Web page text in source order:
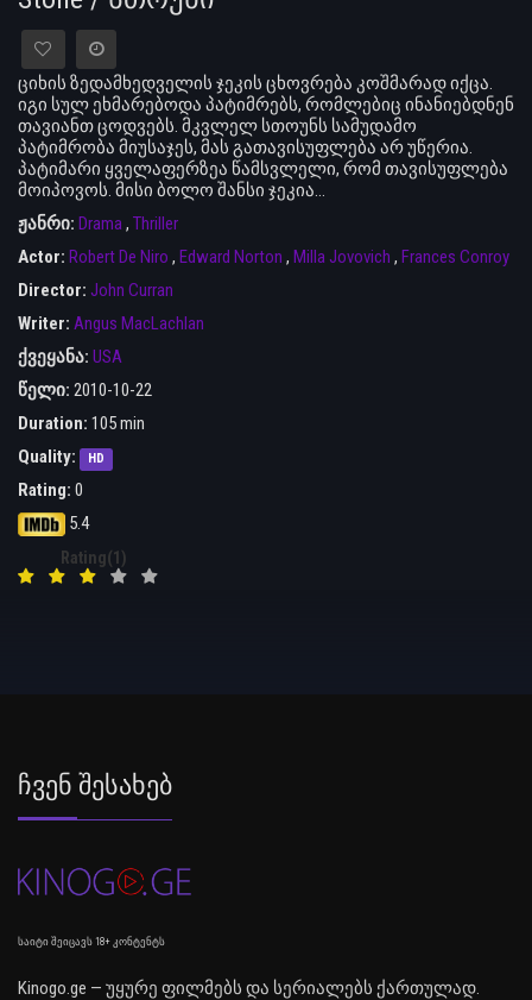
ციხის ზედამხედველის ჯეკის ცხოვრება კოშმარად იქცა.
იგი სულ ეხმარებოდა პატიმრებს, რომლებიც ინანიებდნენ
თავიანთ ცოდვებს. მკვლელ სთოუნს სამუდამო
პატიმრობა მიუსაჯეს, მას გათავისუფლება არ უწერია.
პატიმარი ყველაფერზეა წამსვლელი, რომ თავისუფლება
მოიპოვოს. მისი ბოლო შანსი ჯეკია…
ჟანრი: Drama, Thriller
Actor: Robert De Niro , Edward Norton , Milla Jovovich , Frances Conroy
Director: John Curran
Writer: Angus MacLachlan
ქვეყანა: USA
წელი: 2010-10-22
Duration: 105 min
Quality:
HD
Rating: 0
5.4
Rating(1)
Ჩვენ Შესახებ
საიტი შეიცავს 18+ კონტენტს
Kinogo.ge — უყურე ფილმებს და სერიალებს ქართულად.